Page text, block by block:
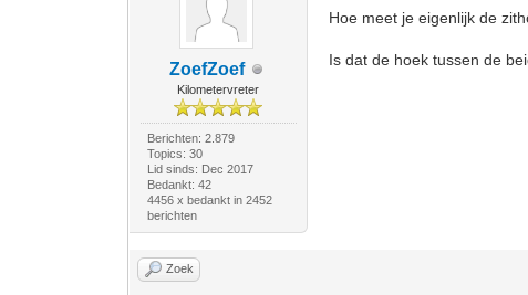
ZoefZoef
Kilometervreter
Berichten: 2.879
Topics: 30
Lid sinds: Dec 2017
Bedankt: 42
4456 x bedankt in 2452
berichten
Hoe meet je eigenlijk de
Is dat de hoek tussen de
Zoek